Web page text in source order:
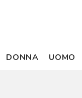
DONNA UOMO